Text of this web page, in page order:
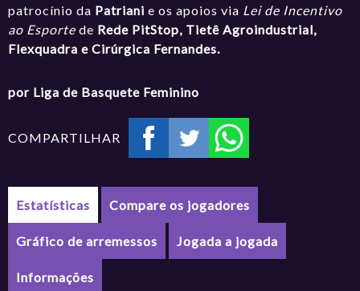
patrocínio da Patrianie os apoios via Lei de Incentivo
ao Esporte de Rede PitStop, Tietê Agroindustrial,
Flexquadra e Cirúrgica Fernandes.
por Liga de Basquete Feminino
COMPARTILHAR
Estatísticas Compare os jogadores
Gráfico de arremessos Jogada a jogada
Informações